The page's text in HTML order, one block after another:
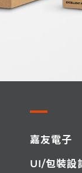
嘉友電子
UI/包裝設